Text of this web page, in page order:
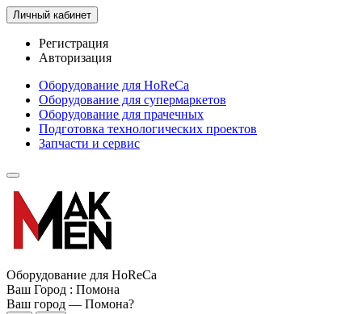
Личный кабинет
Регистрация
Авторизация
Оборудование для HoReCa
Оборудование для супермаркетов
Оборудование для прачечных
Подготовка технологических проектов
Запчасти и сервис
Оборудование для HoReCa
Ваш Город : Помона
Ваш город — Помона?